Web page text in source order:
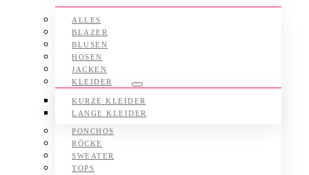
ALLES
BLAZER
BLUSEN
HOSEN
JACKEN
KLEIDER
Submenu
KURZE KLEIDER
LANGE KLEIDER
PONCHOS
RÖCKE
SWEATER
TOPS